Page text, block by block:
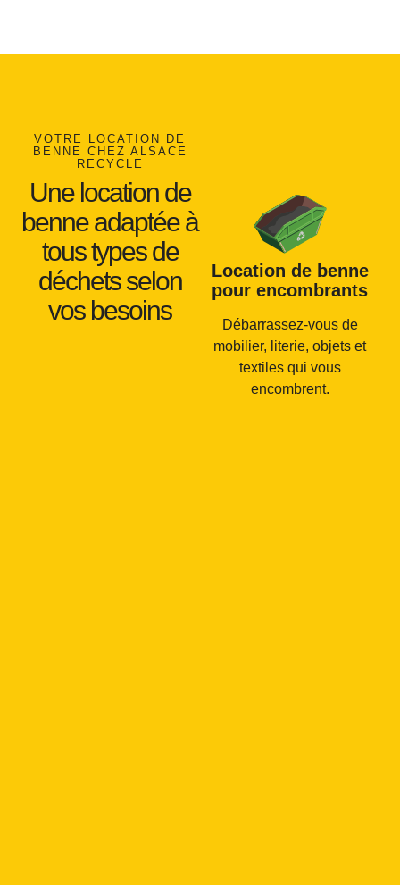
VOTRE LOCATION DE
BENNE CHEZ ALSACE
RECYCLE
Une location de
benne adaptée à
tous types de
déchets selon
vos besoins
Location de benne
pour encombrants
Débarrassez-vous de
mobilier, literie, objets et
textiles qui vous
encombrent.